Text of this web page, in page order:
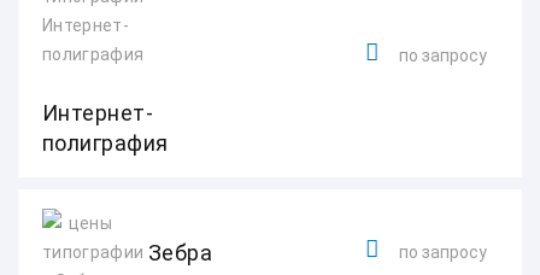
Интернет-
полиграфия
по запросу
Зебра по запросу